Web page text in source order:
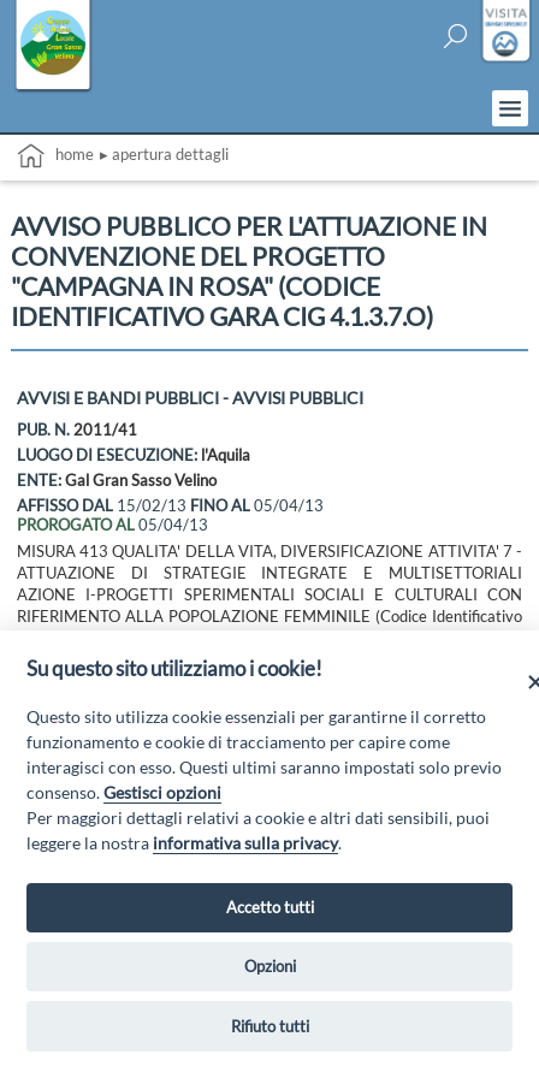
home ▸ apertura dettagli
AVVISO PUBBLICO PER L'ATTUAZIONE IN
CONVENZIONE DEL PROGETTO
"CAMPAGNA IN ROSA" (CODICE
IDENTIFICATIVO GARA CIG 4.1.3.7.O)
AVVISI E BANDI PUBBLICI - AVVISI PUBBLICI
PUB. N. 2011/41
LUOGO DI ESECUZIONE: l'Aquila
ENTE:Gal Gran Sasso Velino
AFFISSO DAL 15/02/13 FINO AL05/04/13
PROROGATO AL05/04/13
MISURA 413 QUALITA' DELLA VITA, DIVERSIFICAZIONE ATTIVITA' 7 -
ATTUAZIONE DI STRATEGIE INTEGRATE E MULTISETTORIALI
AZIONE I-PROGETTI SPERIMENTALI SOCIALI E CULTURALI CON
RIFERIMENTO ALLA POPOLAZIONE FEMMINILE (Codice Identificativo
GAL GRAN SASSO VELINO - Via Mulino di Pile, 27, 67100 L'Aquila AQ
Su questo sito utilizziamo i cookie!
Questo sito utilizza cookie essenziali per garantirne il corretto
funzionamento e cookie di tracciamento per capire come
interagisci con esso. Questi ultimi saranno impostati solo previo
consenso.Gestisci opzioni
Per maggiori dettagli relativi a cookie e altri dati sensibili, puoi
leggere la nostra informativa sulla privacy.
Accetto tutti
Opzioni
Rifiuto tutti